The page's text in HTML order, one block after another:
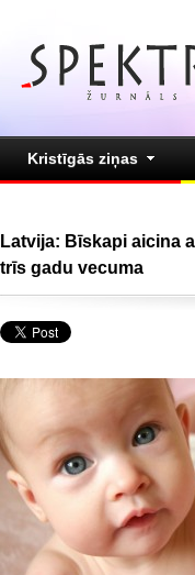
Kristīgās ziņas
Latvija: Bīskapi aicina
trīs gadu vecuma